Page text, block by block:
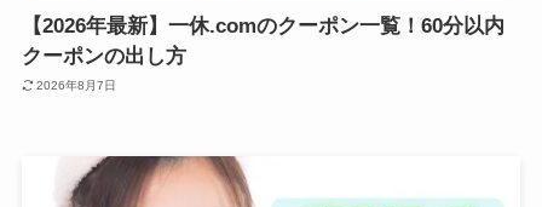
【2026年最新】一休.comのクーポン一覧！60分以内
クーポンの出し方
2026年8月7日